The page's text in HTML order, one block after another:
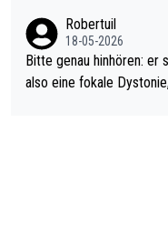
Robertuil
18-05-2026
Bitte genau hinhören: er
also eine fokale